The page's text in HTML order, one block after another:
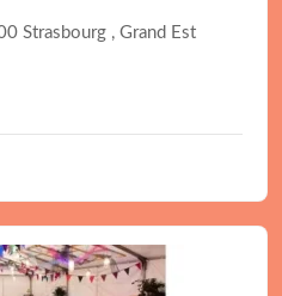
Strasbourg , Grand Est